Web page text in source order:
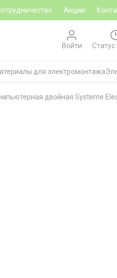
Акции
Войти
Статус
для электромонтажа
двойная Systeme